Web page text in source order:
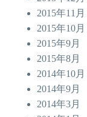
2015年11月
2015年10月
2015年9月
2015年8月
2014年10月
2014年9月
2014年3月